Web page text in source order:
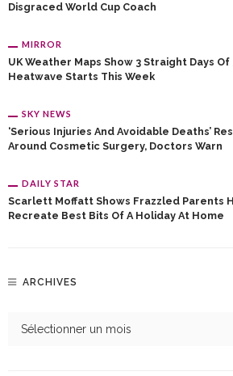
Disgraced World Cup Coach
MIRROR
UK Weather Maps Show 3 Straight Days Of
Heatwave Starts This Week
SKY NEWS
‘Serious Injuries And Avoidable Deaths’
Around Cosmetic Surgery, Doctors Warn
DAILY STAR
Scarlett Moffatt Shows Frazzled Parents
Recreate Best Bits Of A Holiday At Home
ARCHIVES